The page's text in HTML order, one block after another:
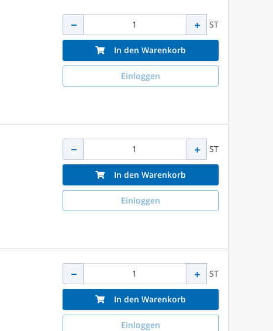
ST
In den Warenkorb
Einloggen
ST
In den Warenkorb
Einloggen
ST
In den Warenkorb
Einloggen